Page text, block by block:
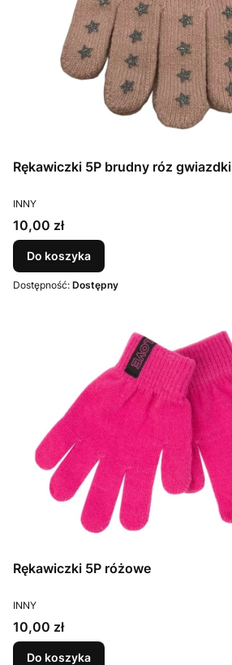
Rękawiczki 5P brudny róz gwiazdki
PRODUCENT
INNY
Cena
10,00 zł
Do koszyka
Dostępność: Dostępny
Rękawiczki 5P różowe
PRODUCENT
INNY
Cena
10,00 zł
Do koszyka